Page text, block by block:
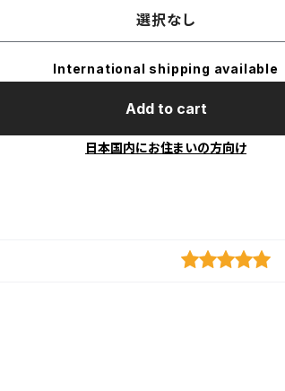
選択なし
International shipping available
Add to cart
日本国内にお住まいの方向け